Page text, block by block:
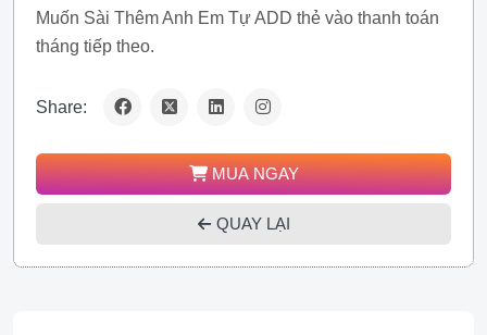
Muốn Sài Thêm Anh Em Tự ADD thẻ vào thanh toán
tháng tiếp theo.
Share:
MUA NGAY
QUAY LẠI